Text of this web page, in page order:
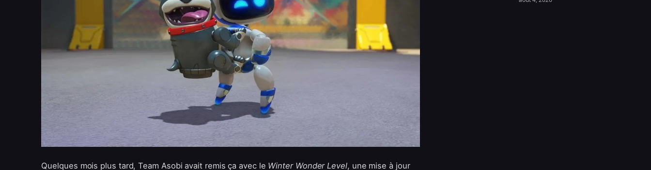
Quelques mois plus tard, Team Asobi avait remis ça avec le Winter Wonder Level, une mise à jour